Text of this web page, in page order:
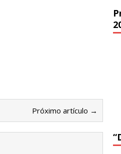
Próximo artículo →